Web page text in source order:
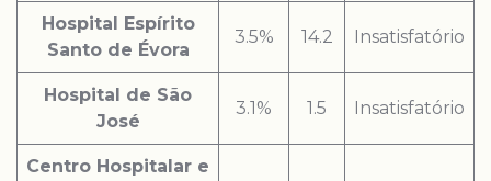
Hospital Espírito
Santo de Évora
3.5% 14.2 Insatisfatório
Hospital de São
José
3.1% 1.5 Insatisfatório
Centro Hospitalar e